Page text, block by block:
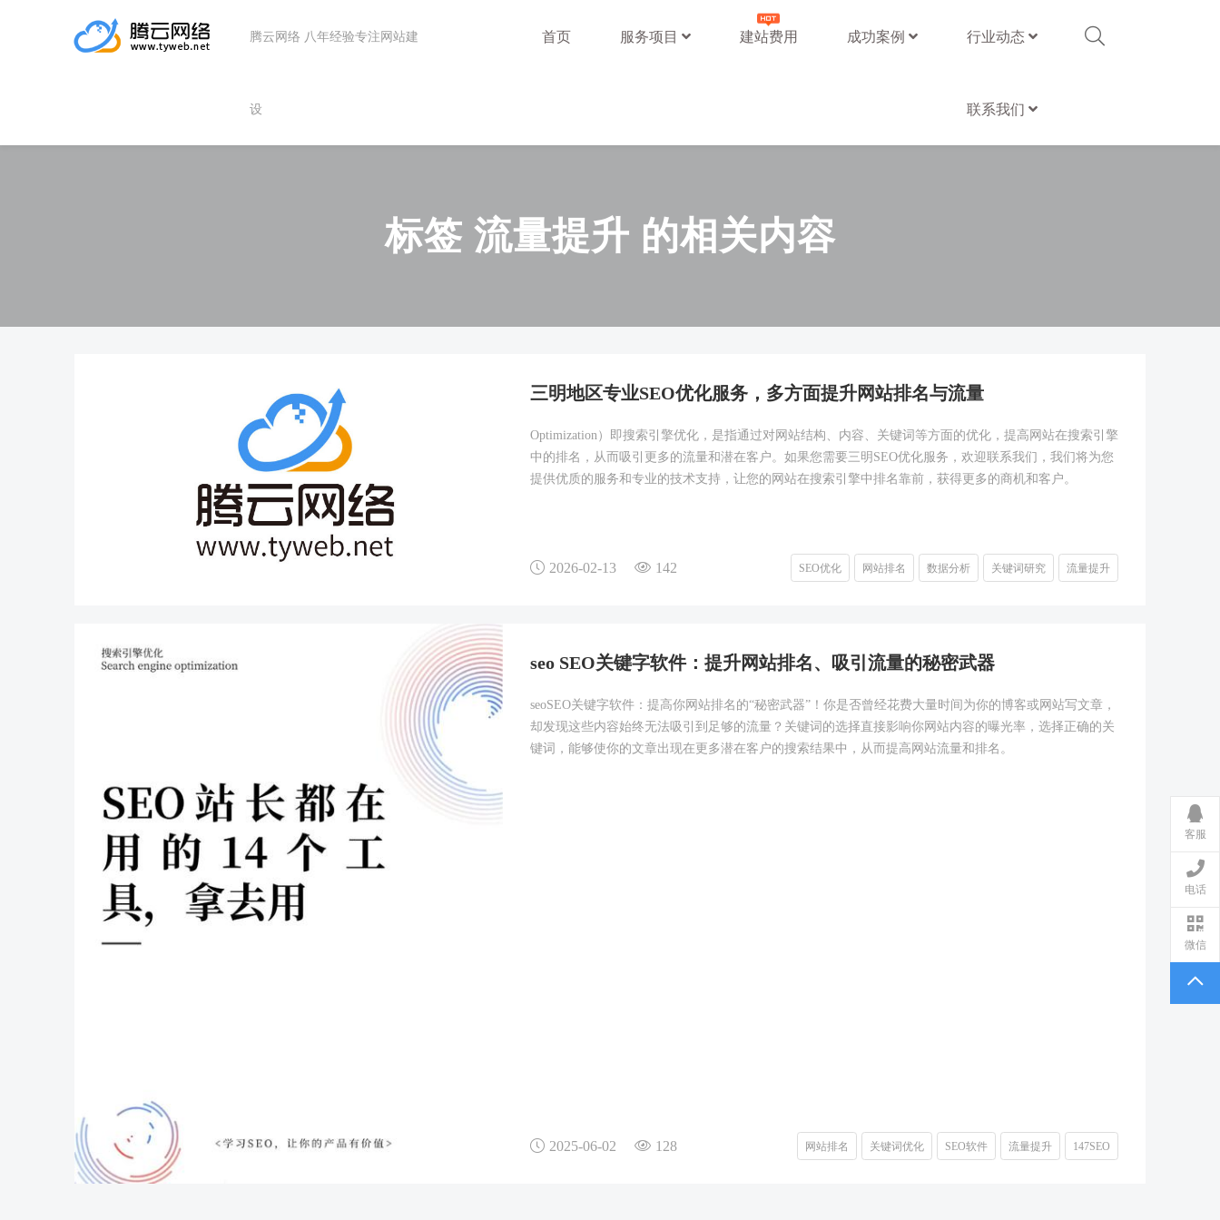
腾云网络 八年经验专注网站建
设
首页 服务项目 建站费用 成功案例 行业动态
联系我们
标签 流量提升 的相关内容
三明地区专业SEO优化服务，多方面提升网站排名与流量
Optimization）即搜索引擎优化，是指通过对网站结构、内容、关键词等方面的优化，提高网站在搜索引擎
中的排名，从而吸引更多的流量和潜在客户。如果您需要三明SEO优化服务，欢迎联系我们，我们将为您
提供优质的服务和专业的技术支持，让您的网站在搜索引擎中排名靠前，获得更多的商机和客户。
2026-02-13 142 SEO优化 网站排名 数据分析 关键词研究 流量提升
seo SEO关键字软件：提升网站排名、吸引流量的秘密武器
seoSEO关键字软件：提高你网站排名的“秘密武器”！你是否曾经花费大量时间为你的博客或网站写文章，
却发现这些内容始终无法吸引到足够的流量？关键词的选择直接影响你网站内容的曝光率，选择正确的关
键词，能够使你的文章出现在更多潜在客户的搜索结果中，从而提高网站流量和排名。
2025-06-02 128 网站排名 关键词优化 SEO软件 流量提升 147SEO
客服
电话
微信